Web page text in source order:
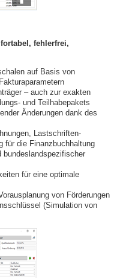
fehlerfrei,
auf Basis von
– auch zur exakten
und Teilhabepakets
Änderungen dank des
Lastschriften-
für die Finanzbuchhaltung
bundeslandspezifischer
für eine optimale
von Förderungen
(Simulation von